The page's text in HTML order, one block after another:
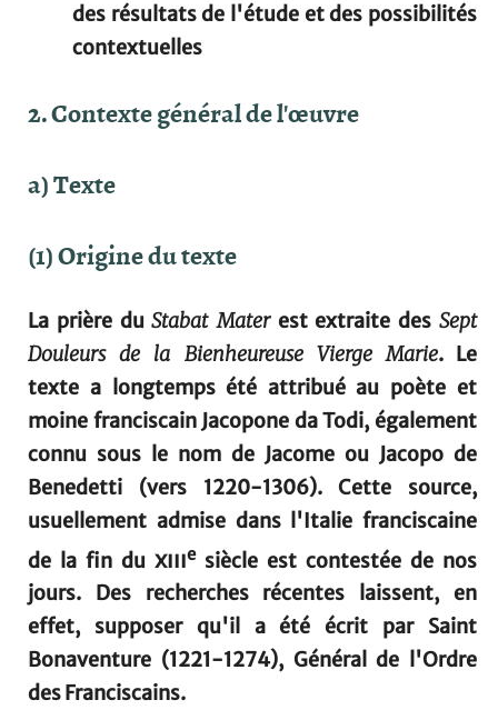
des résultats de l'étude et des possibilités
contextuelles
2. Contexte général de l'œuvre
a) Texte
(1) Origine du texte
La prière duStabat Materest extraite des Sept
Douleurs de la Bienheureuse Vierge Marie. Le
texte a longtemps été attribué au poète et
moine franciscain Jacopone da Todi, également
connu sous le nom de Jacome ou Jacopo de
Benedetti (vers 1220-1306). Cette source,
usuellement admise dans l'Italie franciscaine
de la fin duxiiiesiècle est contestée de nos
jours. Des recherches récentes laissent, en
effet, supposer qu'il a été écrit par Saint
Bonaventure (1221-1274), Général de l'Ordre
des Franciscains.